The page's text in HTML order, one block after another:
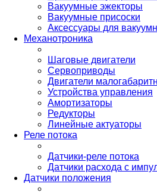
Вакуумные эжекторы
Вакуумные присоски
Аксессуары для
Механотроника
Шаговые двигатели
Сервоприводы
Двигатели
Устройства управления
Амортизаторы
Редукторы
Линейные актуаторы
Реле потока
Датчики-реле потока
Датчики расхода с
Датчики положения